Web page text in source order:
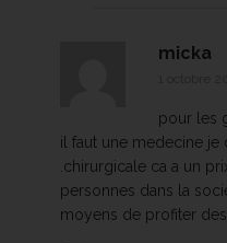
micka
pour les
il faut une medecine je
.chirurgicale ca a un
personnes dans la
moyens de profiter